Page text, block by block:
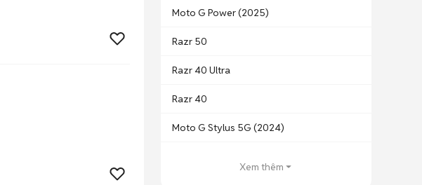
Moto G Power (2025)
Razr 50
Razr 40 Ultra
Razr 40
Moto G Stylus 5G (2024)
Xem thêm